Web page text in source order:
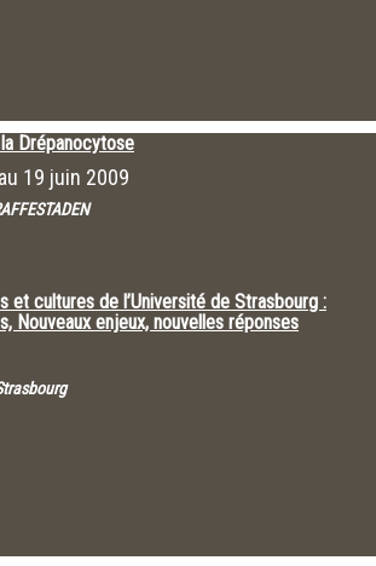
Drépanocytose
au 19 juin 2009
et cultures de l’Université de Strasbourg :
Nouveaux enjeux, nouvelles réponses